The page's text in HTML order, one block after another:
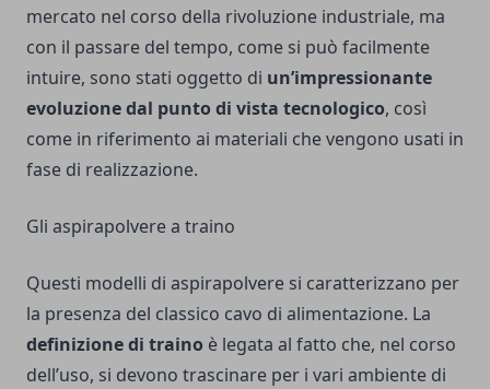
mercato nel corso della rivoluzione industriale, ma
con il passare del tempo, come si può facilmente
intuire, sono stati oggetto di un’impressionante
evoluzione dal punto di vista tecnologico, così
come in riferimento ai materiali che vengono usati in
fase di realizzazione.
Gli aspirapolvere a traino
Questi modelli di aspirapolvere si caratterizzano per
la presenza del classico cavo di alimentazione. La
definizione di traino è legata al fatto che, nel corso
dell’uso, si devono trascinare per i vari ambiente di